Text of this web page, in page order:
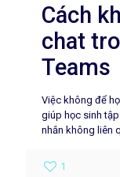
Cách
chat
Teams
Việc không để
giúp học sinh
nhắn không liên
1